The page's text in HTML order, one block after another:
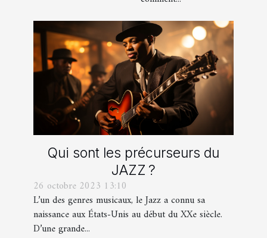
Qui sont les précurseurs du
JAZZ ?
26 octobre 2023 13:10
L’un des genres musicaux, le Jazz a connu sa
naissance aux États-Unis au début du XXe siècle.
D’une grande...